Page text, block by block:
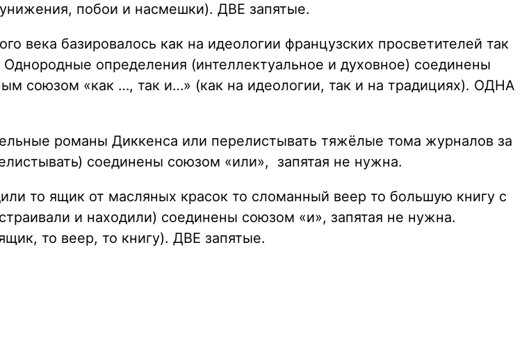
побои и насмешки). ДВЕ запятые.
века базировалось как на идеологии французских просветителей так
определения (интеллектуальное и духовное) соединены
союзом «как …, так и…» (как на идеологии, так и на традициях). ОДНА
романы Диккенса или перелистывать тяжёлые тома журналов за
соединены союзом «или», запятая не нужна.
то ящик от масляных красок то сломанный веер то большую книгу с
и находили) соединены союзом «и», запятая не нужна.
то веер, то книгу). ДВЕ запятые.